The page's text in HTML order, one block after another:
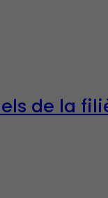
de la